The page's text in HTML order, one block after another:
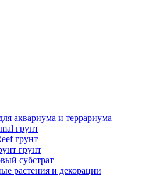
аквариума и террариума
грунт
грунт
грунт
субстрат
растения и декорации